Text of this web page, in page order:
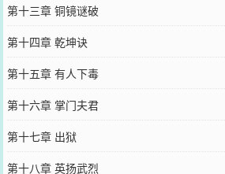
第十三章 铜镜谜破
第十四章 乾坤诀
第十五章 有人下毒
第十六章 掌门夫君
第十七章 出狱
第十八章 英扬武烈